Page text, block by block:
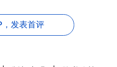
，发表首评